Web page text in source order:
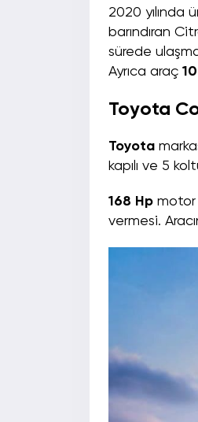
2020 yılında
barındıran
sürede
Ayrıca araç
Toyota
Toyota
kapılı ve 5
168 Hp motor
vermesi.